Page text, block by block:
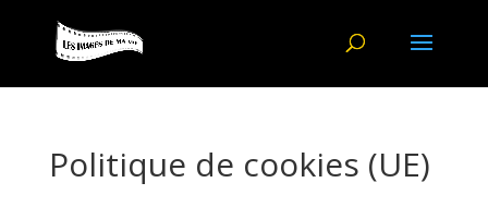
Politique de cookies (UE)